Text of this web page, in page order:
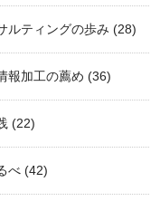
ルティングの歩み (28)
報加工の薦め (36)
(22)
べ (42)